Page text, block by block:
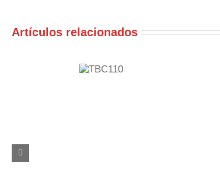
Artículos relacionados